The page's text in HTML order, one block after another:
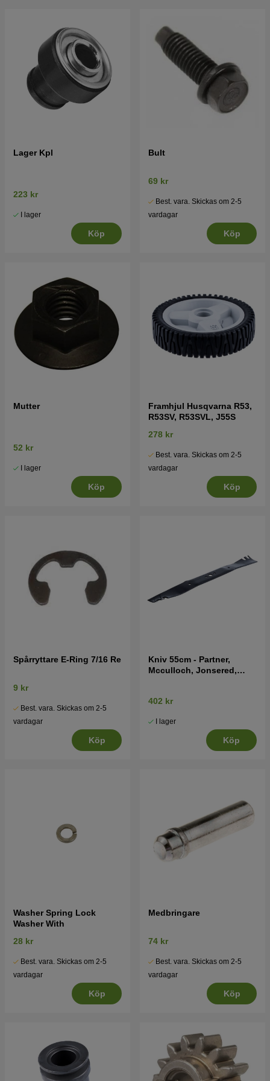
Tryck här för sprängskiss och reservdelslista till
Husqvarna J55 SL 2012-01
Lager Kpl
223 kr
I lager
Köp
Bult
69 kr
Best. vara. Skickas om 2-5
vardagar
Köp
Mutter
52 kr
I lager
Köp
Framhjul Husqvarna R53,
R53SV, R53SVL, J55S
278 kr
Best. vara. Skickas om 2-5
vardagar
Köp
Spårryttare E-Ring 7/16 Re
9 kr
Best. vara. Skickas om 2-5
vardagar
Köp
Kniv 55cm - Partner,
Mcculloch, Jonsered,
402 kr
I lager
Köp
Washer Spring Lock
Washer With
28 kr
Best. vara. Skickas om 2-5
vardagar
Köp
Medbringare
74 kr
Best. vara. Skickas om 2-5
vardagar
Köp